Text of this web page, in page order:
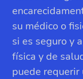
su médico o
si es seguro y
física y de
puede requerir